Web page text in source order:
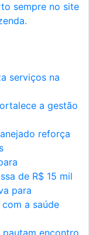
sempre no site
serviços na
a gestão
reforça
de R$ 15 mil
para
a saúde